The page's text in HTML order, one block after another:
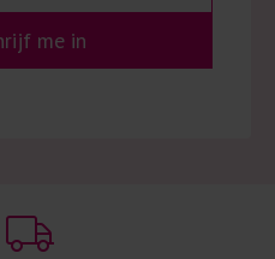
me in